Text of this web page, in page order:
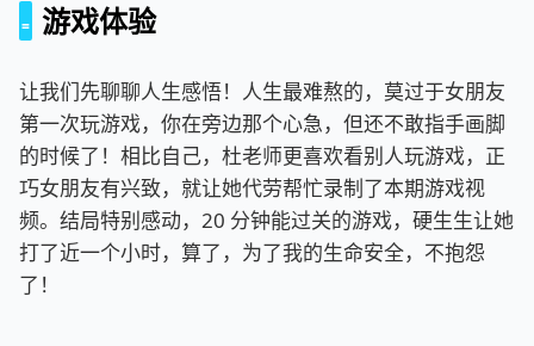
游戏体验
让我们先聊聊人生感悟！人生最难熬的，莫过于女朋友
第一次玩游戏，你在旁边那个心急，但还不敢指手画脚
的时候了！相比自己，杜老师更喜欢看别人玩游戏，正
巧女朋友有兴致，就让她代劳帮忙录制了本期游戏视
频。结局特别感动，20 分钟能过关的游戏，硬生生让她
打了近一个小时，算了，为了我的生命安全，不抱怨
了！